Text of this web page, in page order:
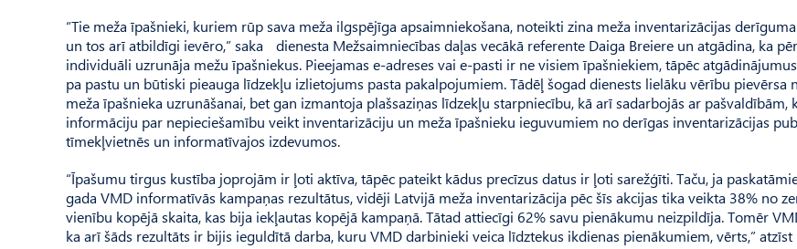
“Tie meža īpašnieki, kuriem rūp sava meža ilgspējīga apsaimniekošana, noteikti zina meža inventarizācijas
un tos arī atbildīgi ievēro,” saka dienesta Mežsaimniecības daļas vecākā referente Daiga Breiere un atgādina, ka
individuāli uzrunāja mežu īpašniekus. Pieejamas e-adreses vai e-pasti ir ne visiem īpašniekiem, tāpēc
pa pas­tu un būtiski pieauga līdzekļu izlietojums pasta pakalpojumiem. Tādēļ šogad dienests lielāku vērību pievērsa
meža īpašnieka uzrunāšanai, bet gan izmantoja plašsaziņas līdzekļu starpniecību, kā arī sadarbojās ar pašvaldībām,
informāciju par nepieciešamību veikt inventarizāciju un meža īpašnieku ieguvumiem no derīgas inventarizācijas
tīmekļ­vietnēs un informatīvajos izdevumos.
“Īpašumu tirgus kustība joprojām ir ļoti aktīva, tāpēc pateikt kādus precīzus datus ir ļoti sarežģīti. Taču, ja
gada VMD informatīvās kampaņas rezultātus, vidēji Latvijā meža inventarizācija pēc šīs akcijas tika veikta 38% no
vienību kopējā skaita, kas bija iekļautas kopējā kampaņā. Tātad attiecīgi 62% savu pienākumu neizpildīja. Tomēr
ka arī šāds rezultāts ir bijis ieguldītā darba, kuru VMD darbinieki veica līdztekus ikdienas pienākumiem, vērts,” atzīst